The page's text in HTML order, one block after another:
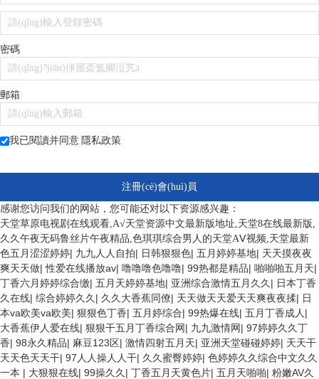
密碼
郵箱
我已閱讀并同意 隱私政策
注冊(cè)會(huì)員
感谢您访问我们的网站，您可能还对以下资源感兴趣：
天堂草原电视剧在线观看,А√天堂资源中文最新版地址,天堂8在线最新版,
久久午夜无码鲁丝片午夜精品,色琪琪综合男人的天堂AⅤ视频,天堂最新
色五月涩涩婷婷| 九九人人自拍| 日韩狠狠色| 五月婷婷基地| 天天摸夜夜
爽天天做|性爱在线播放av| 噜噜噜色噜噜| 99热都是精品| 啪啪啪五月天|
丁香六月婷婷综合缴| 五月天婷婷基地| 亚洲综合激情五月久久 | 日本丁香
久在线| 综合婷婷久久 | 久久大香蕉同僚| 天天做天天爱天天爽夜夜揉| 日
本va欧美va欧美| 狠狠色丁香| 五月婷综合| 99热爆在线| 五月丁香成人 |
大香蕉伊人爱在线| 狠狠干五月丁香综合网| 九九激情网| 97婷婷久久丁
香| 98永久精品| 麻豆123区| 激情四射五月天| 亚洲天堂碰碰婷婷| 天天干
天天色天天干| 97人人操人人干| 久久蜜臀婷婷| 色婷婷久久综合中文久久
一本 | 大狠狠在线| 99操久久 | 丁香五月天黄色片| 五月天啪啪| 粉嫩AV久